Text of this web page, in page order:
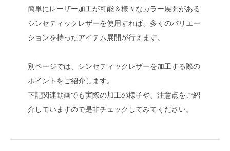
簡単にレーザー加工が可能＆様々なカラー展開がある
シンセティックレザーを使用すれば、多くのバリエー
ションを持ったアイテム展開が行えます。
別ページでは、シンセティックレザーを加工する際の
ポイントをご紹介します。
下記関連動画でも実際の加工の様子や、注意点をご紹
介していますので是非チェックしてみてください。